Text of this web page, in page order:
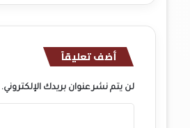
أضف تعليقاً
لن يتم نشر عنوان بريدك الإلكتروني.